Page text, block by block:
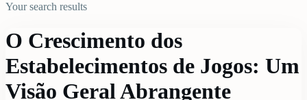
Your search results
O Crescimento dos
Estabelecimentos de Jogos: Um
Visão Geral Abrangente